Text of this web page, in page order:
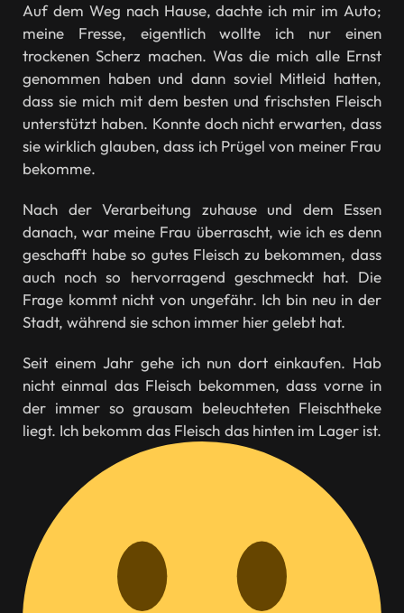
Auf dem Weg nach Hause, dachte ich mir im Auto;
meine Fresse, eigentlich wollte ich nur einen
trockenen Scherz machen. Was die mich alle Ernst
genommen haben und dann soviel Mitleid hatten,
dass sie mich mit dem besten und frischsten Fleisch
unterstützt haben. Konnte doch nicht erwarten, dass
sie wirklich glauben, dass ich Prügel von meiner Frau
bekomme.
Nach der Verarbeitung zuhause und dem Essen
danach, war meine Frau überrascht, wie ich es denn
geschafft habe so gutes Fleisch zu bekommen, dass
auch noch so hervorragend geschmeckt hat. Die
Frage kommt nicht von ungefähr. Ich bin neu in der
Stadt, während sie schon immer hier gelebt hat.
Seit einem Jahr gehe ich nun dort einkaufen. Hab
nicht einmal das Fleisch bekommen, dass vorne in
der immer so grausam beleuchteten Fleischtheke
liegt. Ich bekomm das Fleisch das hinten im Lager ist.